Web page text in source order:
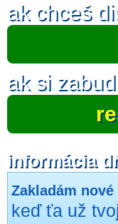
ak chceš
ak si
informácia
Zakladám
keď ťa už